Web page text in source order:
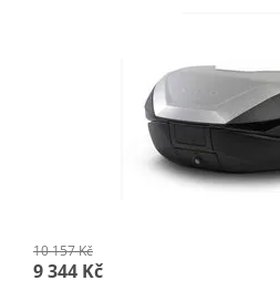
10 157 Kč
9 344 Kč